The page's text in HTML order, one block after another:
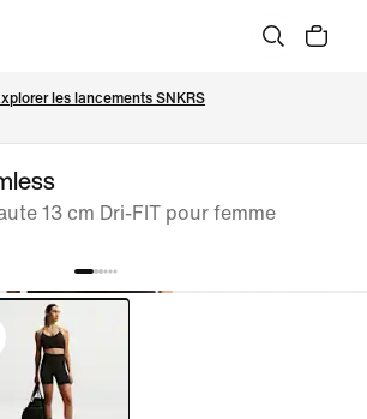
les lancements SNKRS
13 cm Dri-FIT pour femme